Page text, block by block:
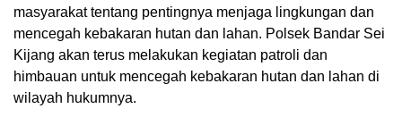
masyarakat tentang pentingnya menjaga lingkungan dan
mencegah kebakaran hutan dan lahan. Polsek Bandar Sei
Kijang akan terus melakukan kegiatan patroli dan
himbauan untuk mencegah kebakaran hutan dan lahan di
wilayah hukumnya.